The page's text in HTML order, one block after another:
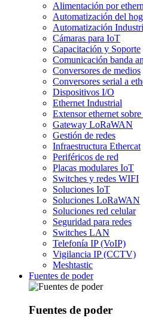
Alimentación por
Automatización del
Automatización
Cámaras para IoT
Capacitación y Soporte
Comunicación banda
Conversores de medios
Conversores serial a
Dispositivos I/O
Ethernet Industrial
Extensor ethernet
Gateway LoRaWAN
Gestión de redes
Infraestructura Ethercat
Periféricos de red
Placas modulares IoT
Switches y redes WIFI
Soluciones IoT
Soluciones LoRaWAN
Soluciones red celular
Seguridad para redes
Switches LAN
Telefonía IP (VoIP)
Vigilancia IP (CCTV)
Meshtastic
Fuentes de poder
Fuentes de poder